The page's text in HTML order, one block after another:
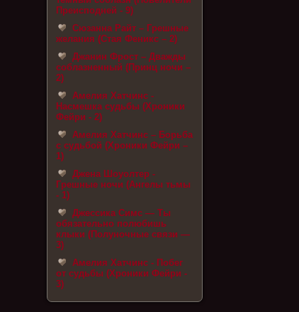
Преисподней - 9)
Сюзанна Райт – Грешные
желания (Стая Феникс – 2)
Джанин Фрост – Дважды
соблазненный (Принц ночи –
2)
Амелия Хатчинс -
Насмешка судьбы (Хроники
Фейри - 2)
Амелия Хатчинс – Борьба
с судьбой (Хроники Фейри –
1)
Джена Шоуолтер -
Грешные ночи (Ангелы тьмы
- 1)
Джессика Симс — Ты
обязательно полюбишь
клыки (Полуночные связи —
3)
Амелия Хатчинс - Побег
от судьбы (Хроники Фейри -
3)